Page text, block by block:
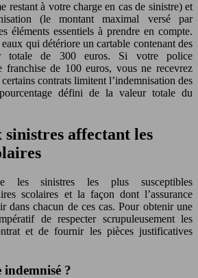
restant à votre charge en cas de sinistre) et
(le montant maximal versé par
éléments essentiels à prendre en compte.
qui détériore un cartable contenant des
totale de 300 euros. Si votre police
franchise de 100 euros, vous ne recevrez
contrats limitent l’indemnisation des
défini de la valeur totale du
affectant les
les sinistres les plus susceptibles
scolaires et la façon dont l’assurance
dans chacun de ces cas. Pour obtenir une
de respecter scrupuleusement les
et de fournir les pièces justificatives
?